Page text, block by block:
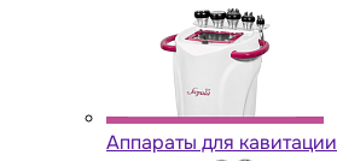
Аппараты для кавитации